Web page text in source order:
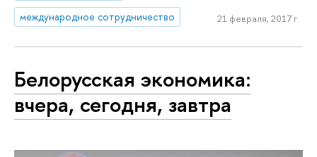
международное сотрудничество
21 февраля, 2017 г.
Белорусская экономика:
вчера, сегодня, завтра